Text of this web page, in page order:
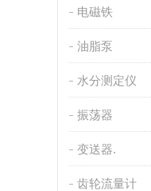
电磁铁
油脂泵
水分测定仪
振荡器
变送器.
齿轮流量计